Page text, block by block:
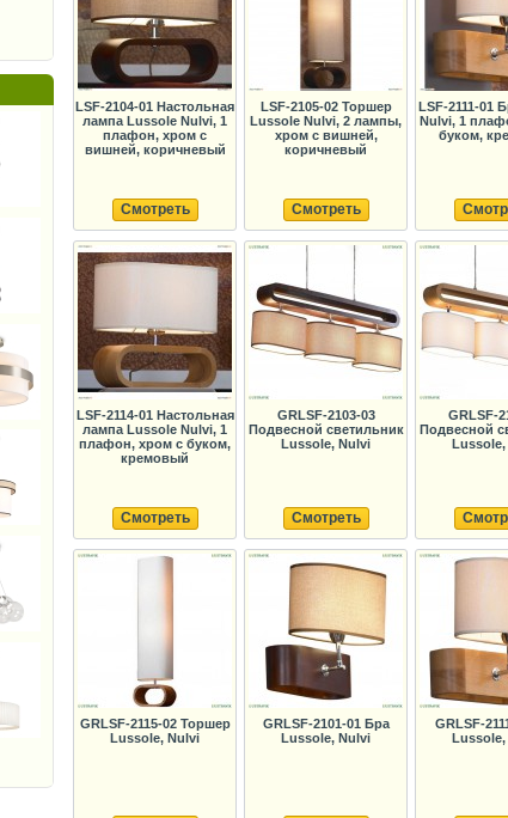
LSF-2104-01 Настольная
лампа Lussole Nulvi, 1
плафон, хром с
вишней, коричневый
Смотреть
LSF-2105-02 Торшер
Lussole Nulvi, 2 лампы,
хром с вишней,
коричневый
Смотреть
LSF-2111-01
Nulvi, 1
буком,
LSF-2114-01 Настольная
лампа Lussole Nulvi, 1
плафон, хром с буком,
кремовый
Смотреть
GRLSF-2103-03
Подвесной светильник
Lussole, Nulvi
Смотреть
GRLSF-
Подвесной
GRLSF-2115-02 Торшер
Lussole, Nulvi
GRLSF-2101-01 Бра
Lussole, Nulvi
GRLSF-